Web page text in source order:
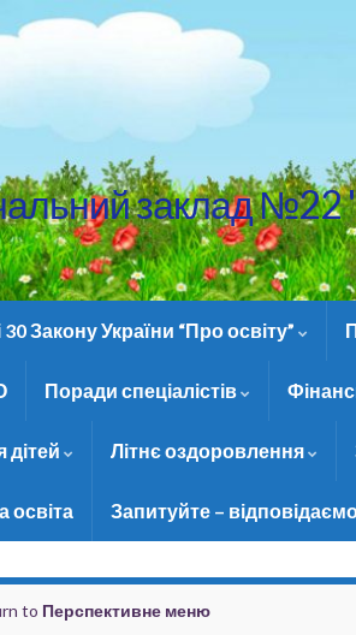
заклад
Закону України “Про освіту”
Поради спеціалістів
дітей Літнє оздоровлення
освіта Запитуйте –
to Перспективне меню